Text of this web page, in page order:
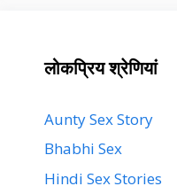
लोकप्रिय श्रेणियां
Aunty Sex Story
Bhabhi Sex
Hindi Sex Stories